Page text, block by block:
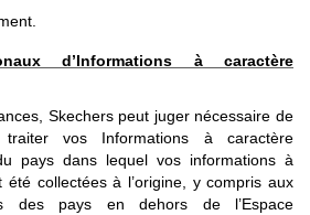
d’Informations à caractère
Skechers peut juger nécessaire de
vos Informations à caractère
pays dans lequel vos informations à
collectées à l’origine, y compris aux
des pays en dehors de l’Espace